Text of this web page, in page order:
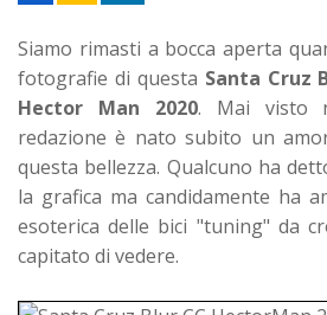
Siamo rimasti a bocca aperta
fotografie di questa Santa Cruz
Hector Man 2020. Mai visto
redazione è nato subito un
questa bellezza. Qualcuno ha
la grafica ma candidamente ha
esoterica delle bici "tuning" da
capitato di vedere.